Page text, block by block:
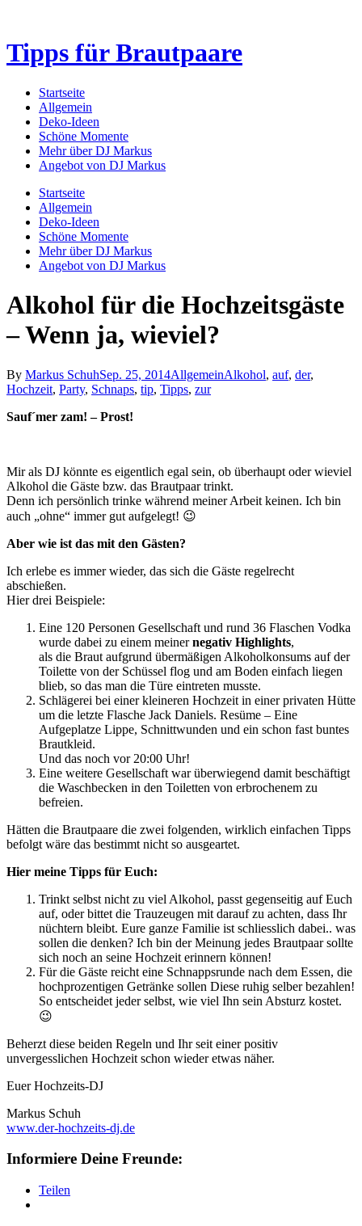
Tipps für Brautpaare
Startseite
Allgemein
Deko-Ideen
Schöne Momente
Mehr über DJ Markus
Angebot von DJ Markus
Startseite
Allgemein
Deko-Ideen
Schöne Momente
Mehr über DJ Markus
Angebot von DJ Markus
Alkohol für die Hochzeitsgäste
– Wenn ja, wieviel?
By Markus SchuhSep. 25, 2014AllgemeinAlkohol, auf, der,
Hochzeit, Party, Schnaps, tip, Tipps, zur
Sauf´mer zam! – Prost!
Mir als DJ könnte es eigentlich egal sein, ob überhaupt oder wieviel
Alkohol die Gäste bzw. das Brautpaar trinkt.
Denn ich persönlich trinke während meiner Arbeit keinen. Ich bin
auch „ohne“ immer gut aufgelegt! 😉
Aber wie ist das mit den Gästen?
Ich erlebe es immer wieder, das sich die Gäste regelrecht
abschießen.
Hier drei Beispiele:
Eine 120 Personen Gesellschaft und rund 36 Flaschen Vodka
wurde dabei zu einem meinernegativ Highlights,
als die Braut aufgrund übermäßigen Alkoholkonsums auf der
Toilette von der Schüssel flog und am Boden einfach liegen
blieb, so das man die Türe eintreten musste.
Schlägerei bei einer kleineren Hochzeit in einer privaten Hütte
um die letzte Flasche Jack Daniels. Resüme – Eine
Aufgeplatze Lippe, Schnittwunden und ein schon fast buntes
Brautkleid.
Und das noch vor 20:00 Uhr!
Eine weitere Gesellschaft war überwiegend damit beschäftigt
die Waschbecken in den Toiletten von erbrochenem zu
befreien.
Hätten die Brautpaare die zwei folgenden, wirklich einfachen Tipps
befolgt wäre das bestimmt nicht so ausgeartet.
Hier meine Tipps für Euch:
Trinkt selbst nicht zu viel Alkohol, passt gegenseitig auf Euch
auf, oder bittet die Trauzeugen mit darauf zu achten, dass Ihr
nüchtern bleibt. Eure ganze Familie ist schliesslich dabei.. was
sollen die denken? Ich bin der Meinung jedes Brautpaar sollte
sich noch an seine Hochzeit erinnern können!
Für die Gäste reicht eine Schnappsrunde nach dem Essen, die
hochprozentigen Getränke sollen Diese ruhig selber bezahlen!
So entscheidet jeder selbst, wie viel Ihn sein Absturz kostet.
😉
Beherzt diese beiden Regeln und Ihr seit einer positiv
unvergesslichen Hochzeit schon wieder etwas näher.
Euer Hochzeits-DJ
Markus Schuh
www.der-hochzeits-dj.de
Informiere Deine Freunde:
Teilen